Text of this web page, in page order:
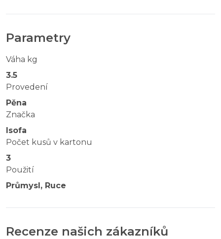
Parametry
Váha kg
3.5
Provedení
Pěna
Značka
Isofa
Počet kusů v kartonu
3
Použití
Průmysl, Ruce
Recenze našich zákazníků